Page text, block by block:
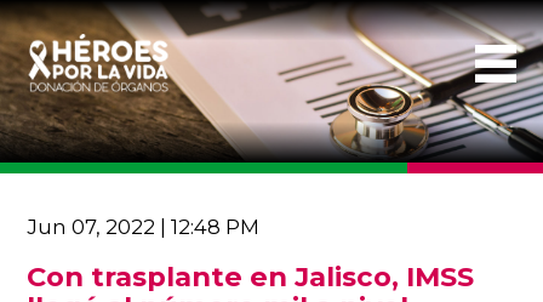
Jun 07, 2022 | 12:48 PM
Con trasplante en Jalisco, IMSS